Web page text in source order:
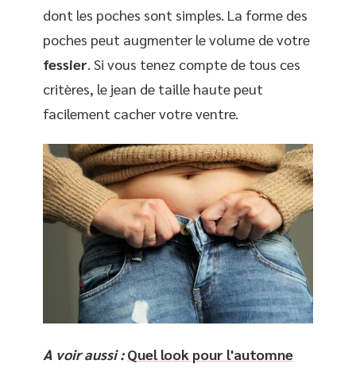
dont les poches sont simples. La forme des
poches peut augmenter le volume de votre
fessier. Si vous tenez compte de tous ces
critères, le jean de taille haute peut
facilement cacher votre ventre.
A voir aussi : Quel look pour l'automne